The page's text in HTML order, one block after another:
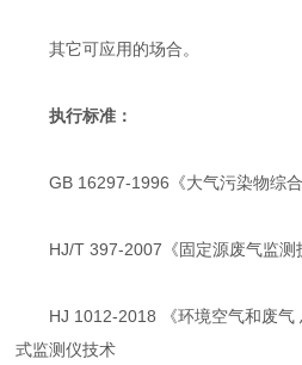
其它可应用的场合。
执行标准：
GB 16297-1996《大气污染物综合
HJ/T 397-2007《固定源废气监测
HJ 1012-2018 《环境空气和废气
式监测仪技术